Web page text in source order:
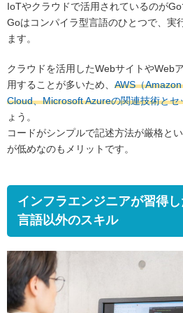
IoTやクラウドで活用されているのがGo
Goはコンパイラ型言語のひとつで、実
ます。
クラウドを活用したWebサイトやWeb
用することが多いため、 AWS（
Cloud、Microsoft Azureの関連技術と
ょう。
コードがシンプルで記述方法が厳格と
が低めなのもメリットです。
インフラエンジニアが習得
言語以外のスキル